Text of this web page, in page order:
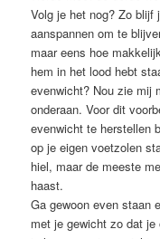
Volg je het nog? Zo blijf
aanspannen om te
maar eens hoe
hem in het lood hebt
evenwicht? Nou zie mij
onderaan. Voor dit
evenwicht te herstellen
op je eigen voetzolen
hiel, maar de meeste
haast.
Ga gewoon even staan
met je gewicht zo dat